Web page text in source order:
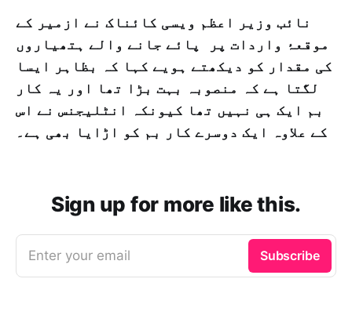
نائب وزیر اعظم ویسی کائناک نے ازمیر کے
موقعۂ واردات پر پائے جانے والے ہتھیاروں
کی مقدار کو دیکھتے ہویے کہا کہ بظاہر ایسا
لگتا ہے کہ منصوبہ بہت بڑا تھا اور یہ کار
بم ایک ہی نہیں تھا کیونکہ انٹلیجنس نے اس
کے علاوہ ایک دوسرے کار بم کو اڑایا بھی ہے۔
Sign up for more like this.
Enter your email Subscribe